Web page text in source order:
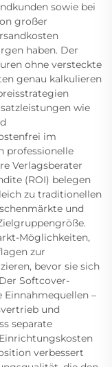
sowie bei
großer
haben. Der
ohne versteckte
genau kalkulieren
wie
im
professionelle
Verlagsberater
(ROI) belegen
zu traditionellen
und
Möglichkeiten,
zur
bevor sie sich
Softcover-
–
und
separate
verbessert